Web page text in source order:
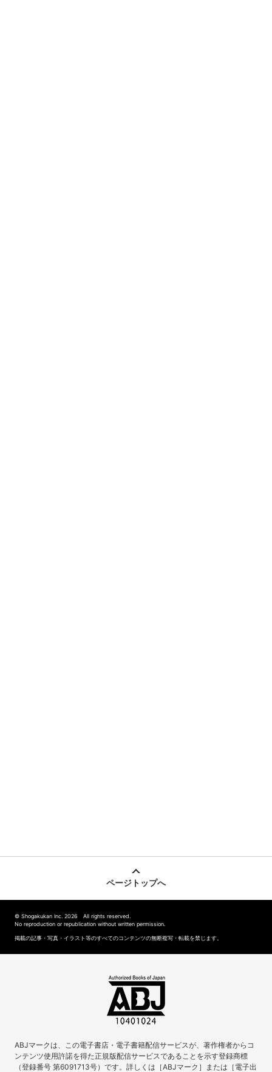
ページトップへ
© Shogakukan Inc. 2026 All rights reserved.
No reproduction or republication without written permission.
掲載の記事・写真・イラスト等のすべてのコンテンツの無断複写・転載を禁じます。
ABJマークは、この電子書店・電子書籍配信サービスが、著作権者からコ
ンテンツ使用許諾を得た正規版配信サービスであることを示す登録商標
（登録番号 第6091713号）です。詳しくは［ABJマーク］または［電子出